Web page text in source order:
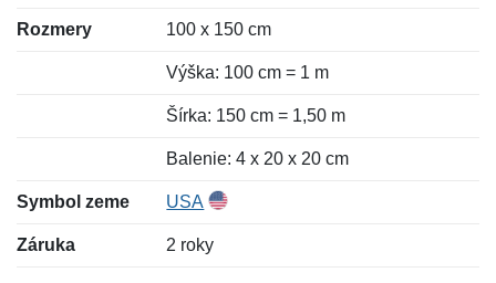
Rozmery 100 x 150 cm
Výška: 100 cm = 1 m
Šírka: 150 cm = 1,50 m
Balenie: 4 x 20 x 20 cm
Symbol zeme USA
Záruka 2 roky